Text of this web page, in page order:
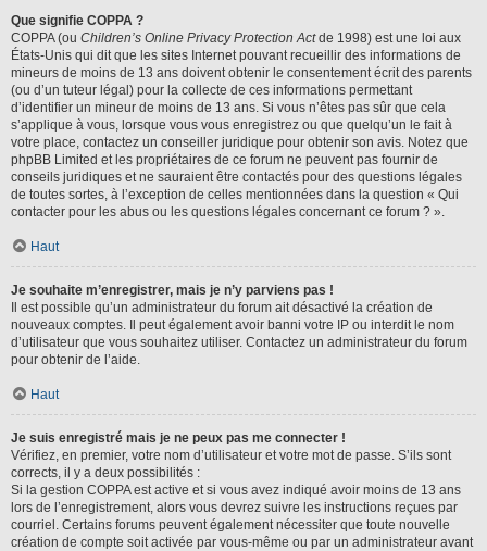
Que signifie COPPA ?
COPPA (ou Children’s Online Privacy Protection Actde 1998) est une loi aux
États-Unis qui dit que les sites Internet pouvant recueillir des informations de
mineurs de moins de 13 ans doivent obtenir le consentement écrit des parents
(ou d’un tuteur légal) pour la collecte de ces informations permettant
d’identifier un mineur de moins de 13 ans. Si vous n’êtes pas sûr que cela
s’applique à vous, lorsque vous vous enregistrez ou que quelqu’un le fait à
votre place, contactez un conseiller juridique pour obtenir son avis. Notez que
phpBB Limited et les propriétaires de ce forum ne peuvent pas fournir de
conseils juridiques et ne sauraient être contactés pour des questions légales
de toutes sortes, à l’exception de celles mentionnées dans la question « Qui
contacter pour les abus ou les questions légales concernant ce forum ? ».
Haut
Je souhaite m’enregistrer, mais je n’y parviens pas !
Il est possible qu’un administrateur du forum ait désactivé la création de
nouveaux comptes. Il peut également avoir banni votre IP ou interdit le nom
d’utilisateur que vous souhaitez utiliser. Contactez un administrateur du forum
pour obtenir de l’aide.
Haut
Je suis enregistré mais je ne peux pas me connecter !
Vérifiez, en premier, votre nom d’utilisateur et votre mot de passe. S’ils sont
corrects, il y a deux possibilités :
Si la gestion COPPA est active et si vous avez indiqué avoir moins de 13 ans
lors de l’enregistrement, alors vous devrez suivre les instructions reçues par
courriel. Certains forums peuvent également nécessiter que toute nouvelle
création de compte soit activée par vous-même ou par un administrateur avant